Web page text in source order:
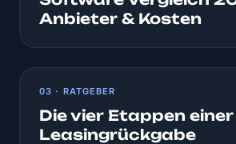
Anbieter & Kosten
03 · RATGEBER
Die vier Etappen einer
Leasingrückgabe